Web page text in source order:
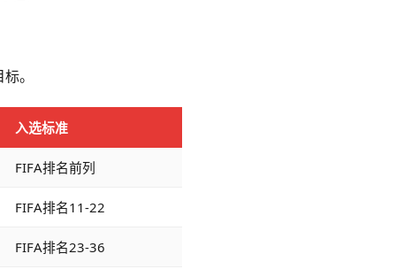
。
入选标准
FIFA排名前列
FIFA排名11-22
FIFA排名23-36